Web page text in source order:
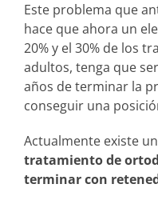
Este problema que
hace que ahora un
20% y el 30% de los
adultos, tenga que
años de terminar la
conseguir una
Actualmente existe
tratamiento de
terminar con